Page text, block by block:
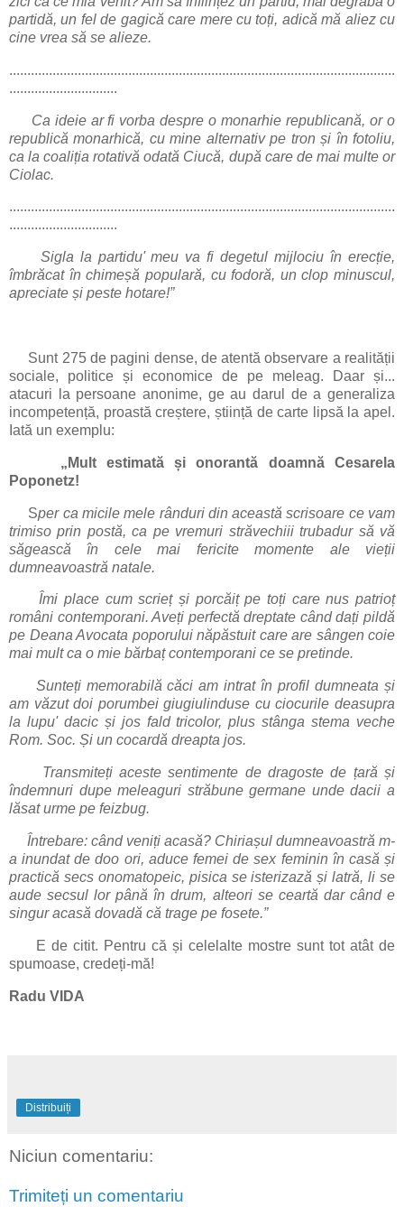
partidă, un fel de gagică care mere cu toți, adică mă aliez cu
cine vrea să se alieze.
...........................................................................................................
..............................
Ca ideie ar fi vorba despre o monarhie republicană, or o
republică monarhică, cu mine alternativ pe tron și în fotoliu,
ca la coaliția rotativă odată Ciucă, după care de mai multe or
Ciolac.
...........................................................................................................
..............................
Sigla la partidu' meu va fi degetul mijlociu în erecție,
îmbrăcat în chimeșă populară, cu fodoră, un clop minuscul,
apreciate și peste hotare!”
Sunt 275 de pagini dense, de atentă observare a realității
sociale, politice și economice de pe meleag. Daar și...
atacuri la persoane anonime, ge au darul de a generaliza
incompetență, proastă creștere, știință de carte lipsă la apel.
Iată un exemplu:
„Mult estimată și onorantă doamnă Cesarela
Poponetz!
Sper ca micile mele rânduri din această scrisoare ce vam
trimiso prin postă, ca pe vremuri străvechiii trubadur să vă
săgească în cele mai fericite momente ale vieții
dumneavoastră natale.
Îmi place cum scrieț și porcăiț pe toți care nus patrioț
români contemporani. Aveți perfectă dreptate când dați pildă
pe Deana Avocata poporului năpăstuit care are sângen coie
mai mult ca o mie bărbaț contemporani ce se pretinde.
Sunteți memorabilă căci am intrat în profil dumneata și
am văzut doi porumbei giugiulinduse cu ciocurile deasupra
la lupu' dacic și jos fald tricolor, plus stânga stema veche
Rom. Soc. Și un cocardă dreapta jos.
Transmiteți aceste sentimente de dragoste de țară și
îndemnuri dupe meleaguri străbune germane unde dacii a
lăsat urme pe feizbug.
Întrebare: când veniți acasă? Chiriașul dumneavoastră m-
a inundat de doo ori, aduce femei de sex feminin în casă și
practică secs onomatopeic, pisica se isterizază și latră, li se
aude secsul lor până în drum, alteori se ceartă dar când e
singur acasă dovadă că trage pe fosete.”
E de citit. Pentru că și celelalte mostre sunt tot atât de
spumoase, credeți-mă!
Radu VIDA
Distribuiți
Niciun comentariu:
Trimiteți un comentariu